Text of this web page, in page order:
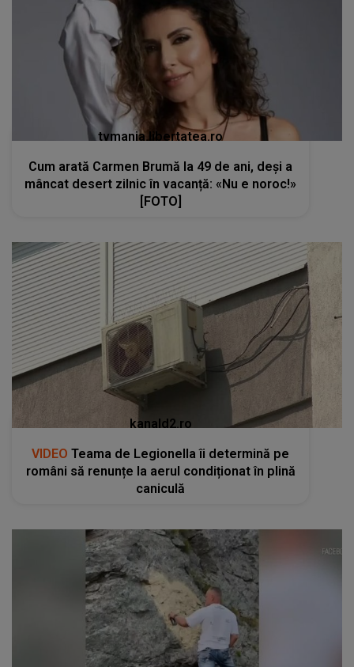
tvmania.libertatea.ro
Cum arată Carmen Brumă la 49 de ani, deși a
mâncat desert zilnic în vacanță: «Nu e noroc!»
[FOTO]
kanald2.ro
VIDEO Teama de Legionella îi determină pe
români să renunțe la aerul condiționat în plină
caniculă